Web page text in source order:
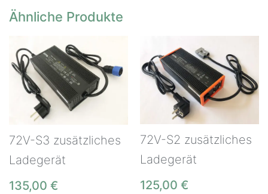
Ähnliche Produkte
72V-S3 zusätzliches
Ladegerät
135,00 €
72V-S2 zusätzliches
Ladegerät
125,00 €